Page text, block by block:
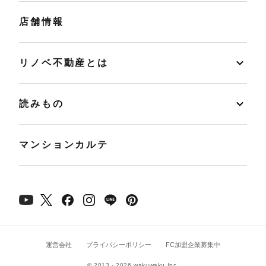
店舗情報
リノベ不動産とは
読みもの
マンションカルテ
運営会社 プライバシーポリシー FC加盟企業募集中